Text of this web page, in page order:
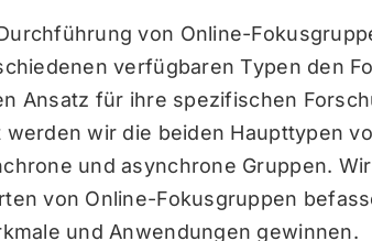
von Online-
verfügbaren Typen den
Ansatz für ihre spezifischen
werden wir die beiden Haupttypen
und asynchrone Gruppen.
von Online-Fokusgruppen
und Anwendungen gewinnen.